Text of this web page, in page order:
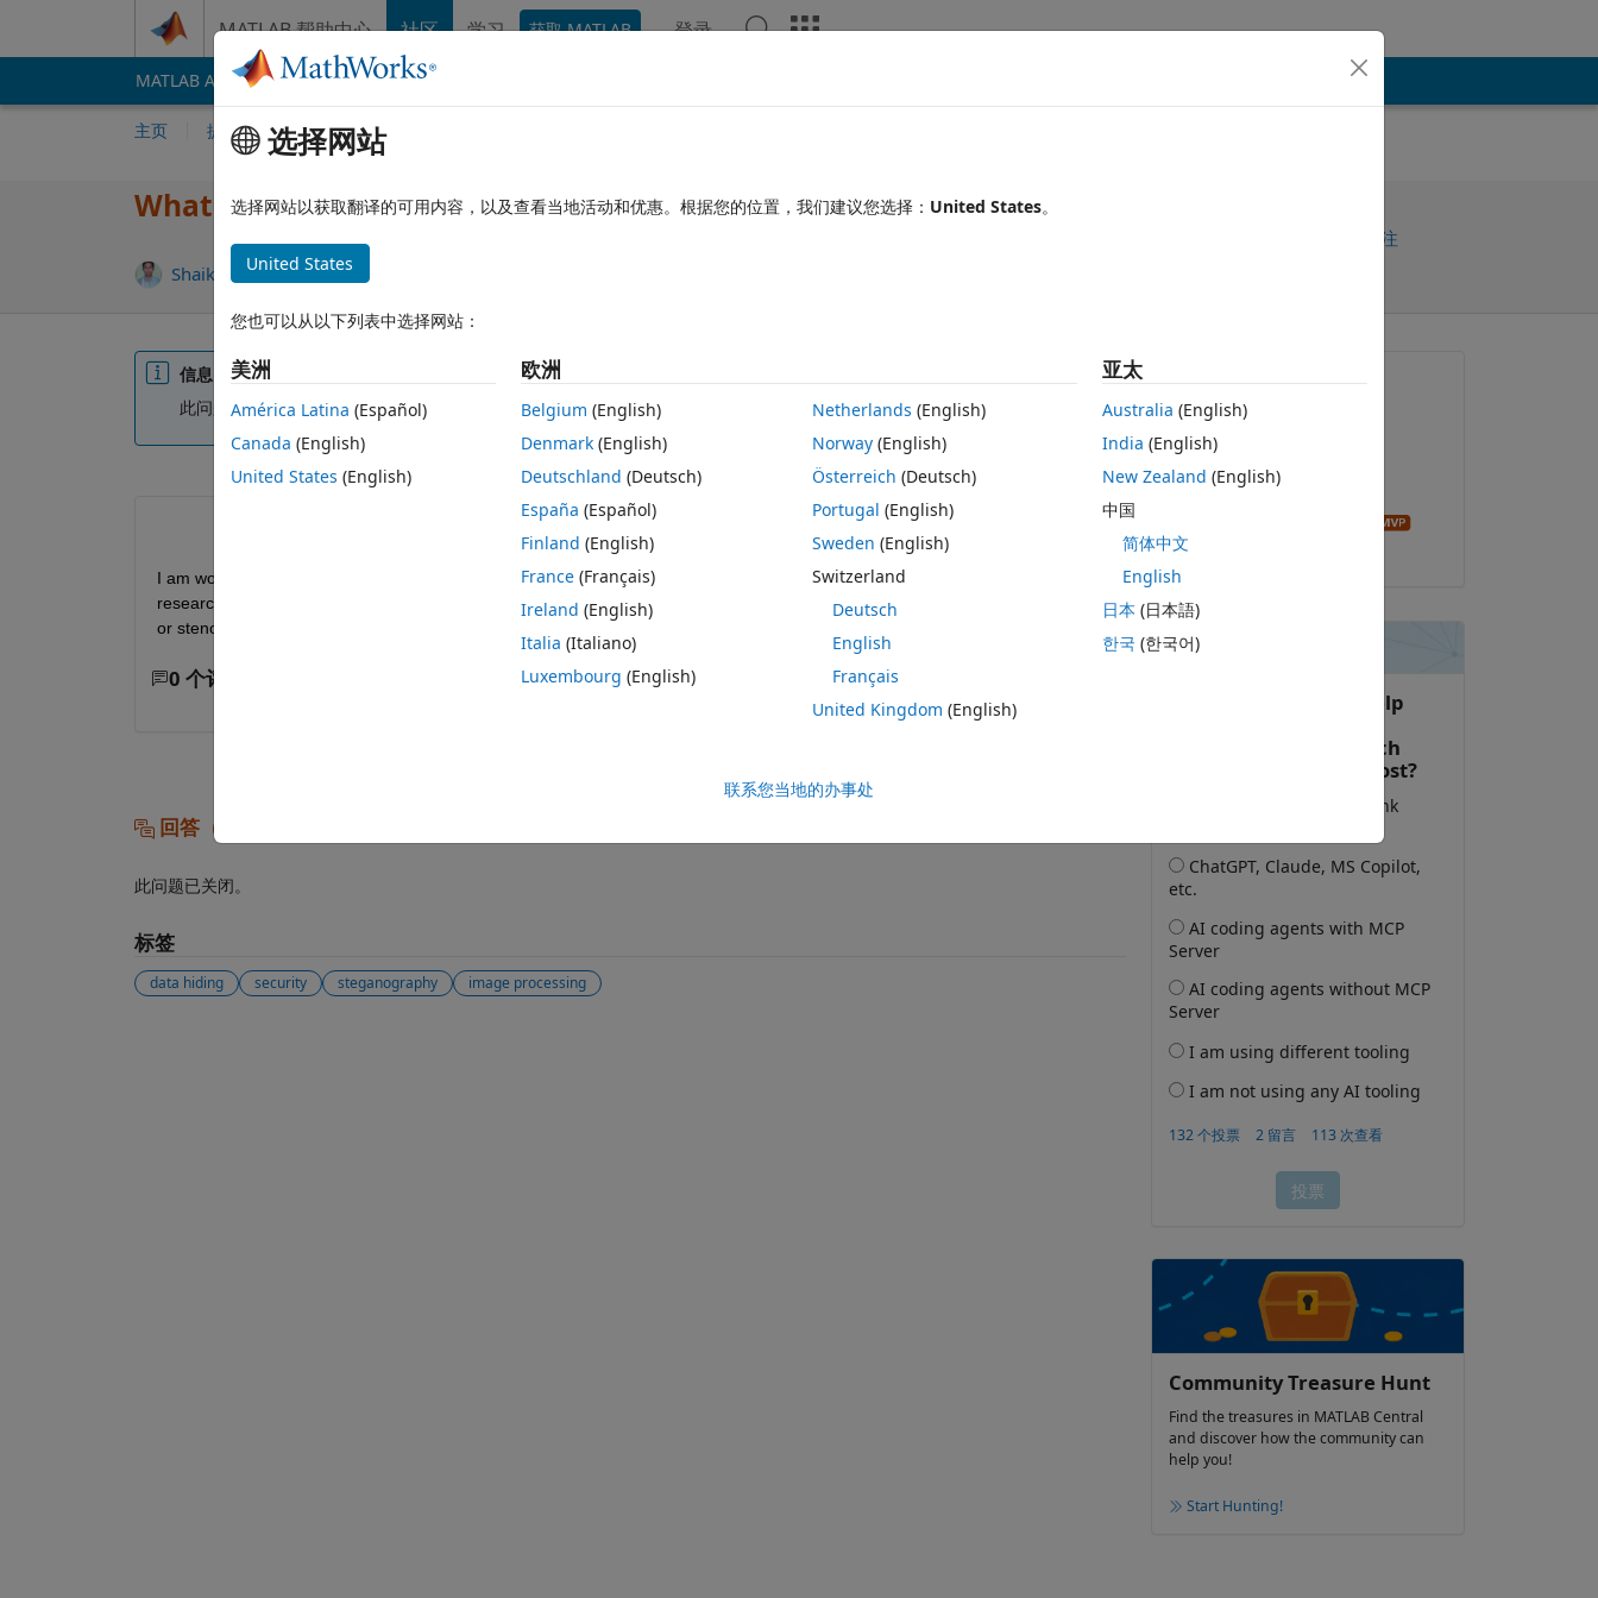
MATLAB 帮助中心 社区 学习 获取 MATLAB 登录
MATLAB Answers File Exchange
主页 提问 回答 浏览
What are the practical use cases of data hiding?
Shaik Ahmad 2018 12 18
请先登录再关注
信息
此问题已关闭。 请重新打开它进行编辑或回答。
I am working on image based reversible data hiding. I know this area is very young and currently concentrated by academic
research community. But I wanted to know is there any currently working use cases that are based on reversible data hiding
or stenography. If one wants to develop a use case then what type of measures needs to be taken.
0 个评论
回答（0 个）
此问题已关闭。
标签
data hiding security steganography image processing
提问:
Shaik Ahmad
2018-12-18
关闭：
2018-12-18
Community Treasure Hunt
Find the treasures in MATLAB Central
and discover how the community can
help you!
Start Hunting!
选择网站
选择网站以获取翻译的可用内容，以及查看当地活动和优惠。根据您的位置，我们建议您选择： United States。
United States
您也可以从以下列表中选择网站：
美洲
América Latina (Español)
Canada (English)
United States (English)
欧洲
Belgium (English)
Denmark (English)
Deutschland (Deutsch)
España (Español)
Finland (English)
France (Français)
Ireland (English)
Italia (Italiano)
Luxembourg (English)
Netherlands (English)
Norway(English)
Österreich (Deutsch)
Portugal (English)
Sweden (English)
Switzerland
Deutsch
English
Français
United Kingdom (English)
亚太
Australia (English)
India (English)
New Zealand (English)
中国
简体中文
English
日本 (日本語)
한국 (한국어)
联系您当地的办事处